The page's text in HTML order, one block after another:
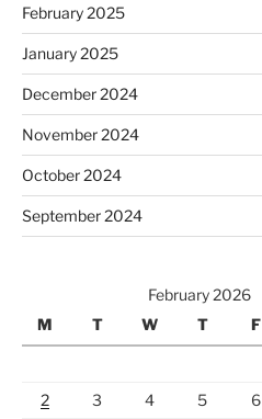
February 2025
January 2025
December 2024
November 2024
October 2024
September 2024
February 2026
M
T W T F
2
3 4 5 6